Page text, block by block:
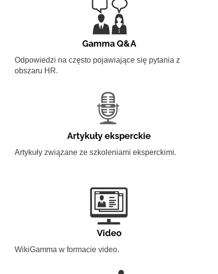
Gamma Q&A
Odpowiedzi na często pojawiające się pytania z
obszaru HR.
Artykuły eksperckie
Artykuły związane ze szkoleniami eksperckimi.
Video
WikiGamma w formacie video.